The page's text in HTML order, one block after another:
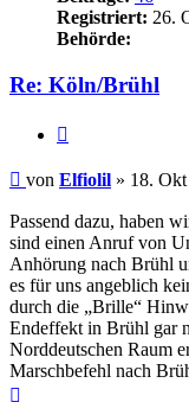
Registriert: 26.
Behörde:
Re: Köln/Brühl
Beitrag
von Elfiolil » 18.
Passend dazu, haben
sind einen Anruf von
Anhörung nach Brühl
es für uns angeblich
durch die „Brille“
Endeffekt in Brühl gar
Norddeutschen Raum
Marschbefehl nach